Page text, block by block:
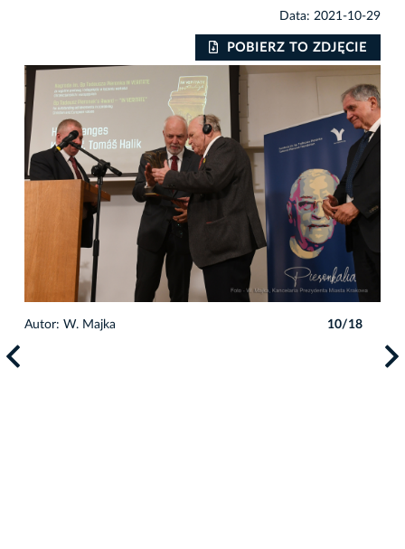
Data: 2021-10-29
POBIERZ TO ZDJĘCIE
Autor: W. Majka 10/18